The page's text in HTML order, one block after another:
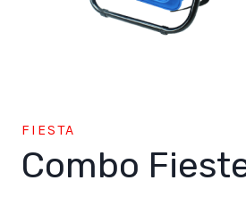
FIESTA
Combo